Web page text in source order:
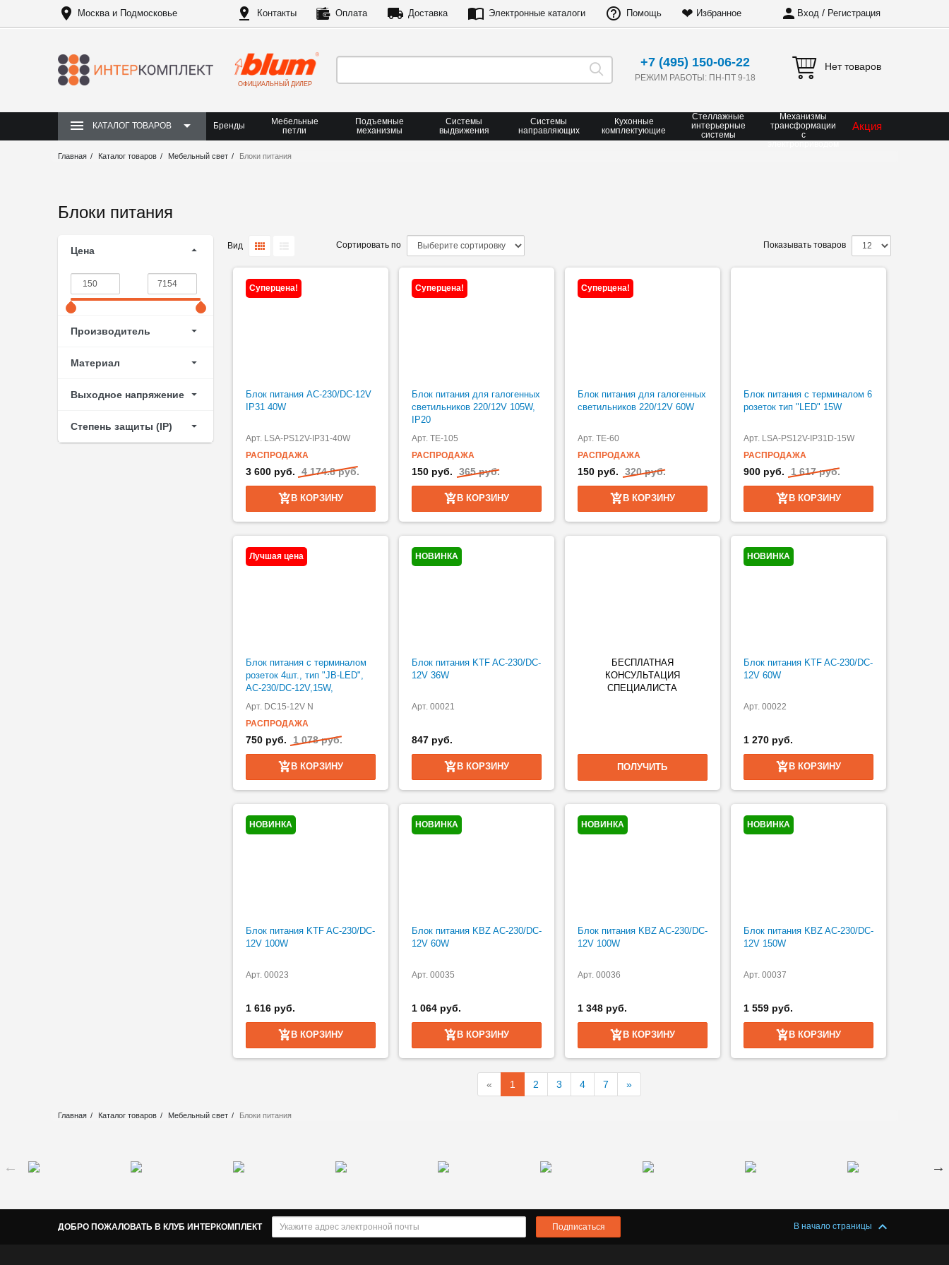
Москва и Подмосковье Контакты Оплата Доставка Электронные каталоги Помощь ❤ Избранное Вход / Регистрация
ОФИЦИАЛЬНЫЙ ДИЛЕР
+7 (495) 150-06-22
РЕЖИМ РАБОТЫ: ПН-ПТ 9-18
Нет товаров
КАТАЛОГ ТОВАРОВ Бренды
Мебельные
петли
Подъемные
механизмы
Системы
выдвижения
Системы
направляющих
Кухонные
комплектующие
Стеллажные
интерьерные
системы
Механизмы
трансформации
с
Акция
Главная Каталог товаров Мебельный свет Блоки питания
Блоки питания
Цена
Производитель
Материал
Выходное напряжение
Степень защиты (IP)
Вид Сортировать по Показывать товаров
Суперцена!
Блок питания AC-230/DC-12V
IP31 40W
Арт. LSA-PS12V-IP31-40W
РАСПРОДАЖА
3 600 руб. 4 174.8 руб.
В КОРЗИНУ
Суперцена!
Блок питания для галогенных
светильников 220/12V 105W,
IP20
Арт. TE-105
РАСПРОДАЖА
150 руб. 365 руб.
В КОРЗИНУ
Суперцена!
Блок питания для галогенных
светильников 220/12V 60W
Арт. TE-60
РАСПРОДАЖА
150 руб. 320 руб.
В КОРЗИНУ
Блок питания с терминалом 6
розеток тип "LED" 15W
Арт. LSA-PS12V-IP31D-15W
РАСПРОДАЖА
900 руб. 1 617 руб.
В КОРЗИНУ
Лучшая цена
Блок питания с терминалом
розеток 4шт., тип "JB-LED",
AC-230/DC-12V,15W,
Арт. DC15-12V N
РАСПРОДАЖА
750 руб. 1 078 руб.
В КОРЗИНУ
НОВИНКА
Блок питания KTF AC-230/DC-
12V 36W
Арт. 00021
847 руб.
В КОРЗИНУ
БЕСПЛАТНАЯ
КОНСУЛЬТАЦИЯ
СПЕЦИАЛИСТА
ПОЛУЧИТЬ
НОВИНКА
Блок питания KTF AC-230/DC-
12V 60W
Арт. 00022
1 270 руб.
В КОРЗИНУ
НОВИНКА
Блок питания KTF AC-230/DC-
12V 100W
Арт. 00023
1 616 руб.
В КОРЗИНУ
НОВИНКА
Блок питания KBZ AC-230/DC-
12V 60W
Арт. 00035
1 064 руб.
В КОРЗИНУ
НОВИНКА
Блок питания KBZ AC-230/DC-
12V 100W
Арт. 00036
1 348 руб.
В КОРЗИНУ
НОВИНКА
Блок питания KBZ AC-230/DC-
12V 150W
Арт. 00037
1 559 руб.
В КОРЗИНУ
« 1 2 3 4 7 »
Главная Каталог товаров Мебельный свет Блоки питания
ДОБРО ПОЖАЛОВАТЬ В КЛУБ ИНТЕРКОМПЛЕКТ Подписаться В начало страницы